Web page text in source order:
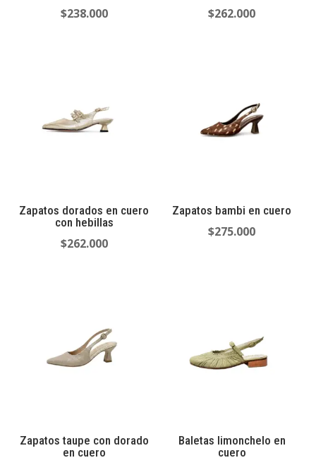
$238.000 $262.000
Zapatos dorados en cuero
con hebillas
$262.000
Zapatos bambi en cuero
$275.000
Zapatos taupe con dorado
en cuero
Baletas limonchelo en
cuero